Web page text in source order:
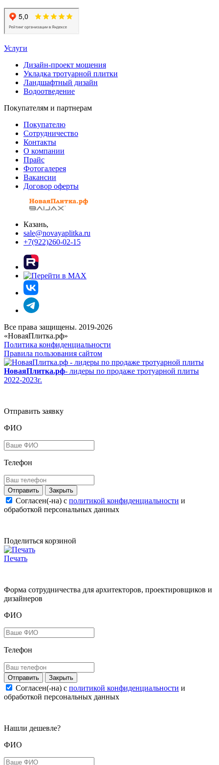
Услуги
Дизайн-проект мощения
Укладка тротуарной плитки
Ландшафтный дизайн
Водоотведение
Покупателям и партнерам
Покупателю
Сотрудничество
Контакты
О компании
Прайс
Фотогалерея
Вакансии
Договор оферты
Казань,
sale@novayaplitka.ru
+7(922)260-02-15
Все права защищены. 2019-2026
«НоваяПлитка.рф»
Политика конфиденциальности
Правила пользования сайтом
НоваяПлитка.рф- лидеры по продаже тротуарной плиты
2022-2023г.
Отправить заявку
ФИО
Телефон
Закрыть
Согласен(-на) c политикой конфиденциальности и
обработкой персональных данных
Поделиться корзиной
Печать
Форма сотрудничества для архитекторов, проектировщиков и
дизайнеров
ФИО
Телефон
Закрыть
Согласен(-на) c политикой конфиденциальности и
обработкой персональных данных
Нашли дешевле?
ФИО